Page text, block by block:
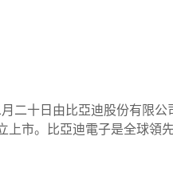
二十日由比亞迪股份有限公
上市。比亞迪電子是全球領